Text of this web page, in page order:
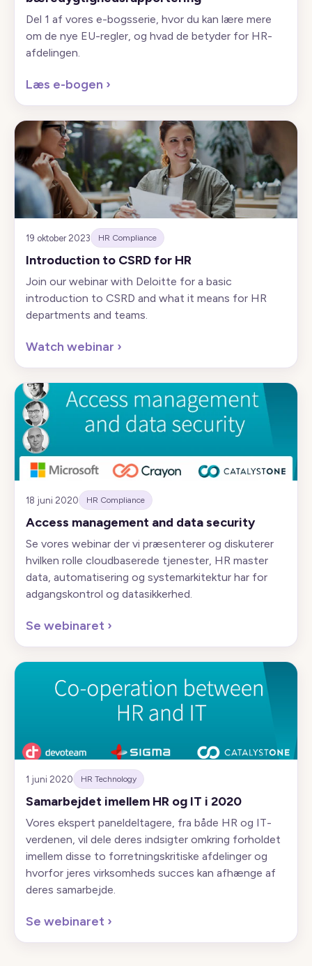
Del 1 af vores e-bogsserie, hvor du kan lære mere
om de nye EU-regler, og hvad de betyder for HR-
afdelingen.
Læs e-bogen ›
19 oktober 2023 HR Compliance
Introduction to CSRD for HR
Join our webinar with Deloitte for a basic
introduction to CSRD and what it means for HR
departments and teams.
Watch webinar ›
18 juni 2020 HR Compliance
Access management and data security
Se vores webinar der vi præsenterer og diskuterer
hvilken rolle cloudbaserede tjenester, HR master
data, automatisering og systemarkitektur har for
adgangskontrol og datasikkerhed.
Se webinaret ›
1 juni 2020 HR Technology
Samarbejdet imellem HR og IT i 2020
Vores ekspert paneldeltagere, fra både HR og IT-
verdenen, vil dele deres indsigter omkring forholdet
imellem disse to forretningskritiske afdelinger og
hvorfor jeres virksomheds succes kan afhænge af
deres samarbejde.
Se webinaret ›